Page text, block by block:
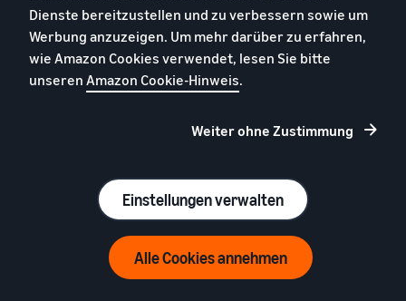
Hemden
Jetzt registrieren
Dienste bereitzustellen und zu verbessern sowie um
Werbung anzuzeigen. Um mehr darüber zu erfahren,
wie Amazon Cookies verwendet, lesen Sie bitte
unseren Amazon Cookie-Hinweis.
Weiter ohne Zustimmung
Einstellungen verwalten
Alle Cookies annehmen